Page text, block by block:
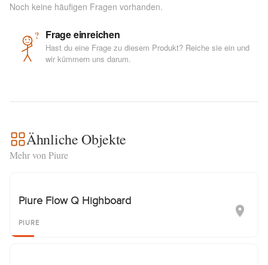
Noch keine häufigen Fragen vorhanden.
? Frage einreichen
Hast du eine Frage zu diesem Produkt? Reiche sie ein und
wir kümmern uns darum.
Ähnliche Objekte
Mehr von Piure
Piure Flow Q Highboard
PIURE